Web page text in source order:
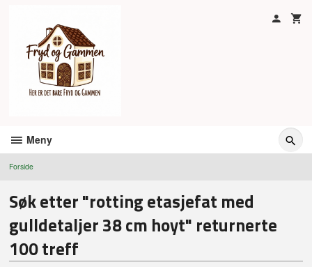
Meny
Forside
Søk etter "rotting etasjefat med
gulldetaljer 38 cm hoyt" returnerte
100 treff